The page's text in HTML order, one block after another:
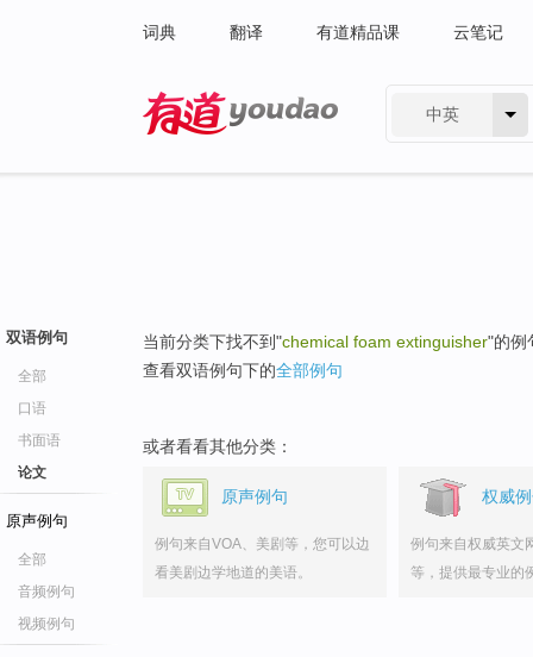
词典 翻译 有道精品课 云笔记
中英
双语例句
全部
口语
书面语
论文
原声例句
全部
音频例句
视频例句
当前分类下找不到"chemical foam extinguisher"的例
查看双语例句下的全部例句
或者看看其他分类：
原声例句
例句来自VOA、美剧等，您可以边
看美剧边学地道的美语。
权威
例句来自权威英文
等，提供最专业的